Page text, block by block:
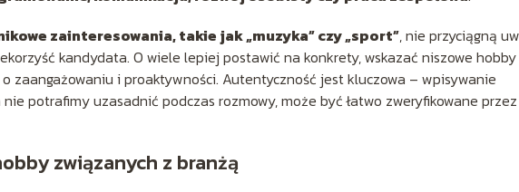
zainteresowania, takie jak „muzyka” czy „sport”, nie przyciągną
kandydata. O wiele lepiej postawić na konkrety, wskazać niszowe
zaangażowaniu i proaktywności. Autentyczność jest kluczowa – wpisywanie
potrafimy uzasadnić podczas rozmowy, może być łatwo zweryfikowane przez
związanych z branżą